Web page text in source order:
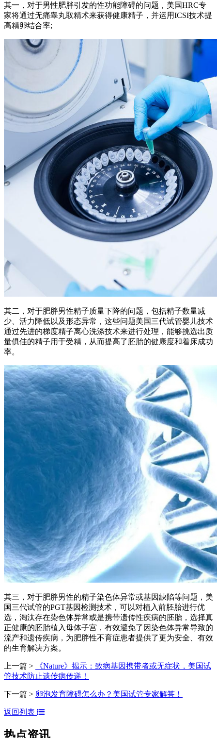
其一，对于男性肥胖引发的性功能障碍的问题，美国HRC专
家将通过无痛睾丸取精术来获得健康精子，并运用ICSI技术提
高精卵结合率;
其二，对于肥胖男性精子质量下降的问题，包括精子数量减
少、活力降低以及形态异常，这些问题美国三代试管婴儿技术
通过先进的梯度精子离心洗涤技术来进行处理，能够挑选出质
量俱佳的精子用于受精，从而提高了胚胎的健康度和着床成功
率。
其三，对于肥胖男性的精子染色体异常或基因缺陷等问题，美
国三代试管的PGT基因检测技术，可以对植入前胚胎进行优
选，淘汰存在染色体异常或是携带遗传性疾病的胚胎，选择真
正健康的胚胎植入母体子宫，有效避免了因染色体异常导致的
流产和遗传疾病，为肥胖性不育症患者提供了更为安全、有效
的生育解决方案。
上一篇 >
《Nature》揭示：致病基因携带者或无症状，美国试
管技术防止遗传病传递！
下一篇 > 卵泡发育障碍怎么办？美国试管专家解答！
返回列表
热点资讯